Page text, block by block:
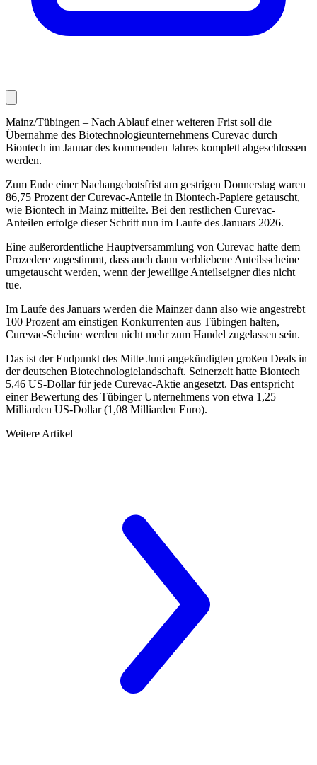
Mainz/Tübingen – Nach Ablauf einer weiteren Frist soll die
Übernahme des Biotechnologieunternehmens Curevac durch
Biontech im Januar des kommenden Jahres komplett abgeschlossen
werden.
Zum Ende einer Nachangebotsfrist am gestrigen Donnerstag waren
86,75 Prozent der Curevac-Anteile in Biontech-Papiere getauscht,
wie Biontech in Mainz mitteilte. Bei den restlichen Curevac-
Anteilen erfolge dieser Schritt nun im Laufe des Januars 2026.
Eine außerordentliche Hauptversammlung von Curevac hatte dem
Prozedere zugestimmt, dass auch dann verbliebene Anteilsscheine
umgetauscht werden, wenn der jeweilige Anteilseigner dies nicht
tue.
Im Laufe des Januars werden die Mainzer dann also wie angestrebt
100 Prozent am einstigen Konkurrenten aus Tübingen halten,
Curevac-Scheine werden nicht mehr zum Handel zugelassen sein.
Das ist der Endpunkt des Mitte Juni angekündigten großen Deals in
der deutschen Biotechnologielandschaft. Seinerzeit hatte Biontech
5,46 US-Dollar für jede Curevac-Aktie angesetzt. Das entspricht
einer Bewertung des Tübinger Unternehmens von etwa 1,25
Milliarden US-Dollar (1,08 Milliarden Euro).
Weitere Artikel